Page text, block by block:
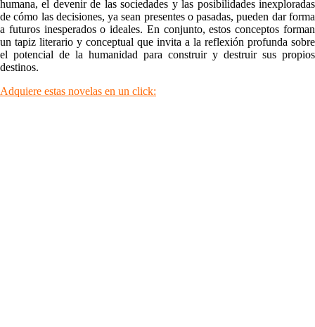
humana, el devenir de las sociedades y las posibilidades inexploradas
de cómo las decisiones, ya sean presentes o pasadas, pueden dar forma
a futuros inesperados o ideales. En conjunto, estos conceptos forman
un tapiz literario y conceptual que invita a la reflexión profunda sobre
el potencial de la humanidad para construir y destruir sus propios
destinos.
Adquiere estas novelas en un click: